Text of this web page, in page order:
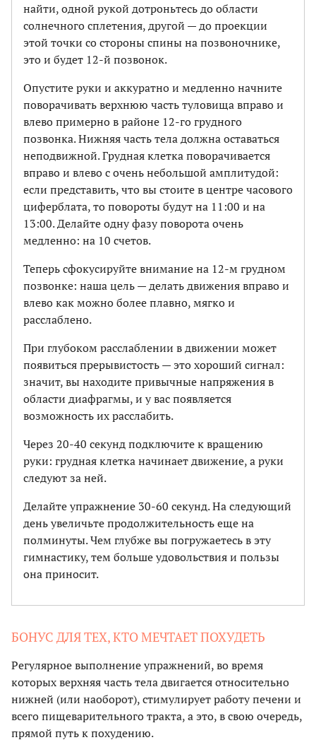
найти, одной рукой дотроньтесь до области
солнечного сплетения, другой — до проекции
этой точки со стороны спины на позвоночнике,
это и будет 12-й позвонок.
Опустите руки и аккуратно и медленно начните
поворачивать верхнюю часть туловища вправо и
влево примерно в районе 12-го грудного
позвонка. Нижняя часть тела должна оставаться
неподвижной. Грудная клетка поворачивается
вправо и влево с очень небольшой амплитудой:
если представить, что вы стоите в центре часового
циферблата, то повороты будут на 11:00 и на
13:00. Делайте одну фазу поворота очень
медленно: на 10 счетов.
Теперь сфокусируйте внимание на 12-м грудном
позвонке: наша цель — делать движения вправо и
влево как можно более плавно, мягко и
расслаблено.
При глубоком расслаблении в движении может
появиться прерывистость — это хороший сигнал:
значит, вы находите привычные напряжения в
области диафрагмы, и у вас появляется
возможность их расслабить.
Через 20-40 секунд подключите к вращению
руки: грудная клетка начинает движение, а руки
следуют за ней.
Делайте упражнение 30-60 секунд. На следующий
день увеличьте продолжительность еще на
полминуты. Чем глубже вы погружаетесь в эту
гимнастику, тем больше удовольствия и пользы
она приносит.
БОНУС ДЛЯ ТЕХ, КТО МЕЧТАЕТ ПОХУДЕТЬ
Регулярное выполнение упражнений, во время
которых верхняя часть тела двигается относительно
нижней (или наоборот), стимулирует работу печени и
всего пищеварительного тракта, а это, в свою очередь,
прямой путь к похудению.